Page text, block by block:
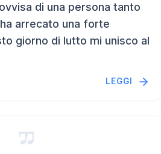
di una persona tanto
arrecato una forte
giorno di lutto mi unisco al
LEGGI